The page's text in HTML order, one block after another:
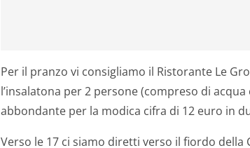
Per il pranzo vi consigliamo il Ristorante Le
l’insalatona per 2 persone (compreso di acqua
abbondante per la modica cifra di 12 euro in
Verso le 17 ci siamo diretti verso il fiordo della